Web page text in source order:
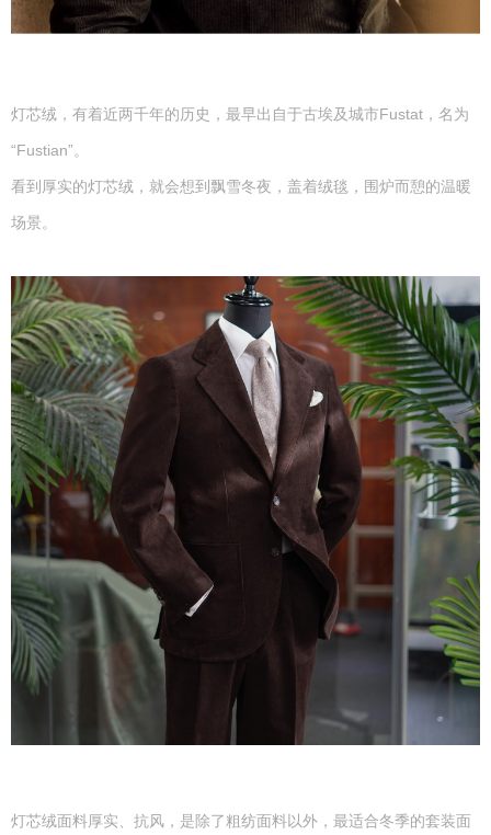
灯芯绒，有着近两千年的历史，最早出自于古埃及城市Fustat，名为
“Fustian”。
看到厚实的灯芯绒，就会想到飘雪冬夜，盖着绒毯，围炉而憩的温暖
场景。
灯芯绒面料厚实、抗风，是除了粗纺面料以外，最适合冬季的套装面